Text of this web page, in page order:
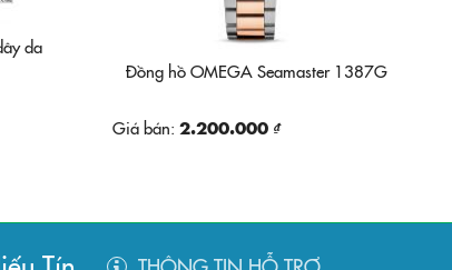
da
Đồng hồ OMEGA Seamaster 1387G
Giá bán: 2.200.000 ₫